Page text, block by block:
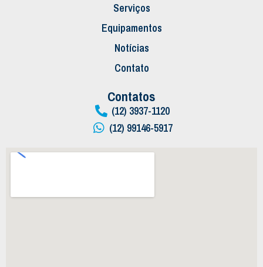
Serviços
Equipamentos
Notícias
Contato
Contatos
(12) 3937-1120
(12) 99146-5917